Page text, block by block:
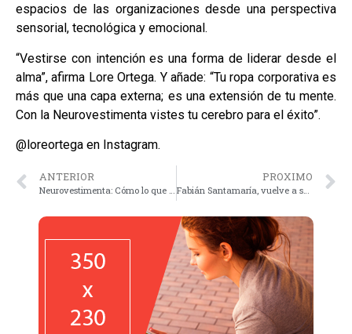
espacios de las organizaciones desde una perspectiva
sensorial, tecnológica y emocional.
“Vestirse con intención es una forma de liderar desde el
alma”, afirma Lore Ortega. Y añade: “Tu ropa corporativa es
más que una capa externa; es una extensión de tu mente.
Con la Neurovestimenta vistes tu cerebro para el éxito”.
@loreortega en Instagram.
ANTERIOR
Neurovestimenta: Cómo lo que vestimos impacta en la salud emocional y el equilibrio mental en el trabajo
PROXIMO
Fabián Santamaría, vuelve a sus raíces y lanza su sencillo promocional, “Dos Promesas”